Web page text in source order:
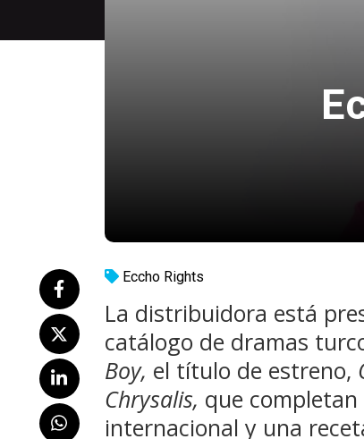
Eccho Rights
La distribuidora está
catálogo de dramas
Boy, el título de estreno,
Chrysalis, que
internacional y una